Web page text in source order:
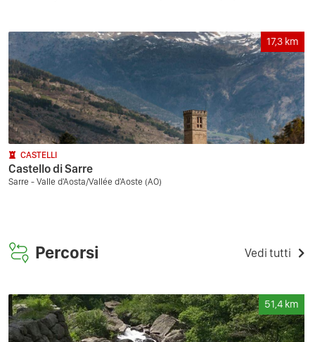
17,3 km
CASTELLI
Castello di Sarre
Sarre - Valle d'Aosta/Vallée d'Aoste (AO)
Percorsi Vedi tutti
51,4 km